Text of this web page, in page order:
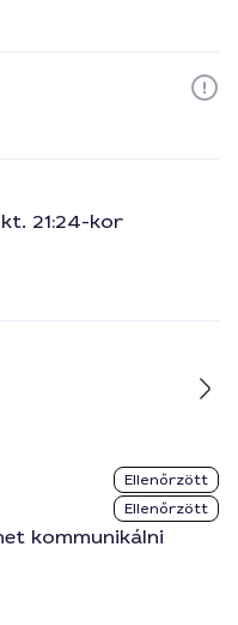
21:24-kor
Ellenőrzött
Ellenőrzött
kommunikálni